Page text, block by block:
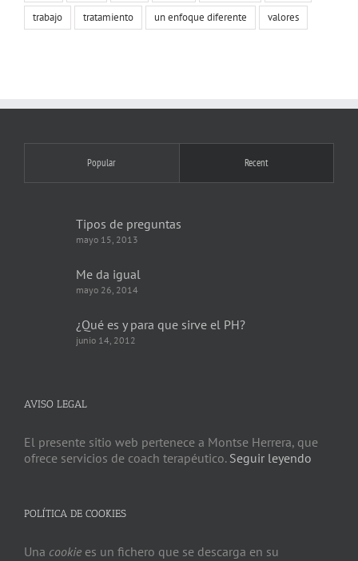
trabajo
tratamiento un enfoque diferente valores
Popular Recent
Tipos de preguntas
mayo 15, 2013
Me da igual
mayo 26, 2014
¿Qué es y para que sirve el PH?
junio 14, 2012
AVISO LEGAL
El presente sitio web pertenece a Montse Herrera, que
ofrece servicios de coach terapéutico. Seguir leyendo
POLÍTICA DE COOKIES
Una cookie es un fichero que se descarga en su